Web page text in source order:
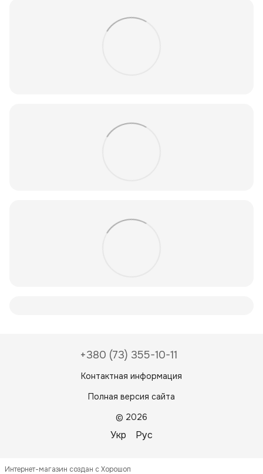
+380 (73) 355-10-11
Контактная информация
Полная версия сайта
© 2026
Укр Рус
Интернет-магазин создан с Хорошоп